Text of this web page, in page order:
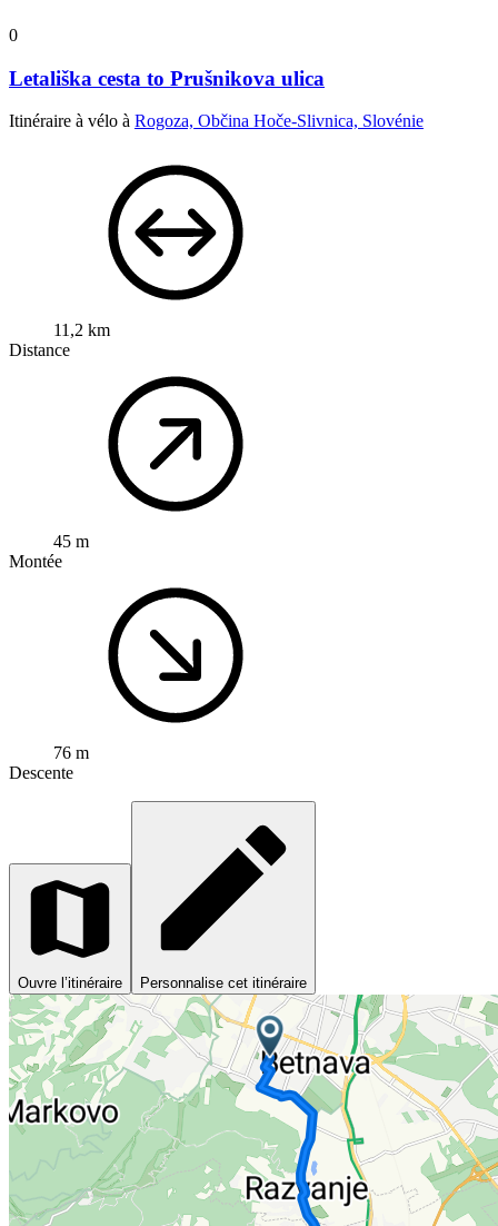
0
Letališka cesta to Prušnikova ulica
Itinéraire à vélo à Rogoza, Občina Hoče-Slivnica, Slovénie
11,2 km
Distance
45 m
Montée
76 m
Descente
Ouvre l’itinéraire Personnalise cet itinéraire